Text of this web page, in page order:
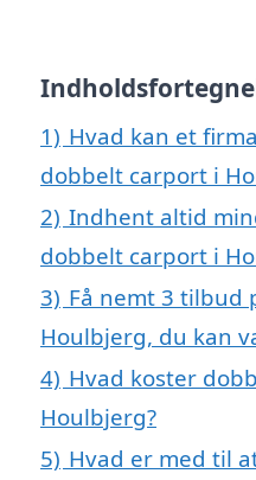
1) Hvad kan et
dobbelt carport i
2) Indhent altid
dobbelt carport i
3) Få nemt 3 tilbud
Houlbjerg, du kan
4) Hvad koster
Houlbjerg?
5) Hvad er med til